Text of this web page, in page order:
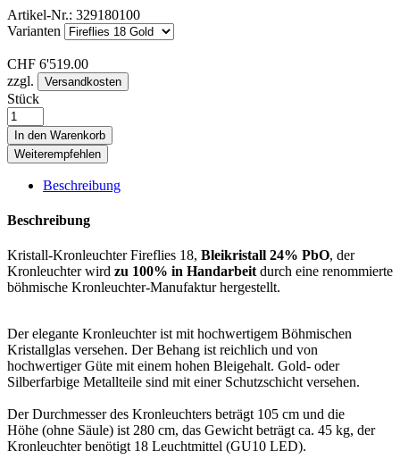
Artikel-Nr.: 329180100
Varianten
CHF 6'519.00
zzgl.
Versandkosten
Stück
In den Warenkorb
Weiterempfehlen
Beschreibung
Beschreibung
Kristall-Kronleuchter Fireflies 18, Bleikristall 24% PbO, der
Kronleuchter wird zu 100% in Handarbeit durch eine renommierte
böhmische Kronleuchter-Manufaktur hergestellt.
Der elegante Kronleuchter ist mit hochwertigem Böhmischen
Kristallglas versehen. Der Behang ist reichlich und von
hochwertiger Güte mit einem hohen Bleigehalt. Gold- oder
Silberfarbige Metallteile sind mit einer Schutzschicht versehen.
Der Durchmesser des Kronleuchters beträgt 105 cm und die
Höhe (ohne Säule) ist 280 cm, das Gewicht beträgt ca. 45 kg, der
Kronleuchter benötigt 18 Leuchtmittel (GU10 LED).